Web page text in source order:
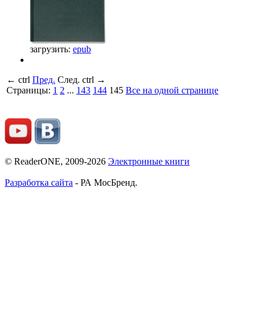
загрузить: epub
← ctrl Пред. След. ctrl →
Страницы: 1 2 ... 143 144 145 Все на одной странице
© ReaderONE, 2009-2026 Электронные книги
Разработка сайта - РА МосБренд.